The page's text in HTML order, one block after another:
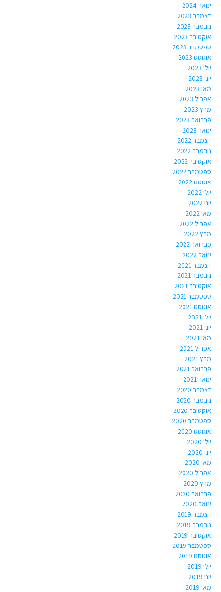
ינואר 2024
דצמבר 2023
נובמבר 2023
אוקטובר 2023
ספטמבר 2023
אוגוסט 2023
יולי 2023
יוני 2023
מאי 2023
אפריל 2023
מרץ 2023
פברואר 2023
ינואר 2023
דצמבר 2022
נובמבר 2022
אוקטובר 2022
ספטמבר 2022
אוגוסט 2022
יולי 2022
יוני 2022
מאי 2022
אפריל 2022
מרץ 2022
פברואר 2022
ינואר 2022
דצמבר 2021
נובמבר 2021
אוקטובר 2021
ספטמבר 2021
אוגוסט 2021
יולי 2021
יוני 2021
מאי 2021
אפריל 2021
מרץ 2021
פברואר 2021
ינואר 2021
דצמבר 2020
נובמבר 2020
אוקטובר 2020
ספטמבר 2020
אוגוסט 2020
יולי 2020
יוני 2020
מאי 2020
אפריל 2020
מרץ 2020
פברואר 2020
ינואר 2020
דצמבר 2019
נובמבר 2019
אוקטובר 2019
ספטמבר 2019
אוגוסט 2019
יולי 2019
יוני 2019
מאי 2019